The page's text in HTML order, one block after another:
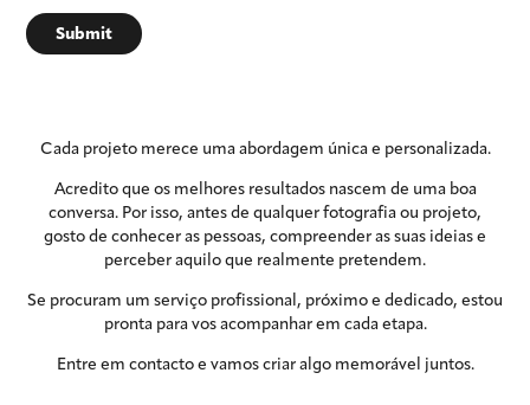
Submit
Cada projeto merece uma abordagem única e personalizada.
Acredito que os melhores resultados nascem de uma boa
conversa. Por isso, antes de qualquer fotografia ou projeto,
gosto de conhecer as pessoas, compreender as suas ideias e
perceber aquilo que realmente pretendem.
Se procuram um serviço profissional, próximo e dedicado, estou
pronta para vos acompanhar em cada etapa.
Entre em contacto e vamos criar algo memorável juntos.